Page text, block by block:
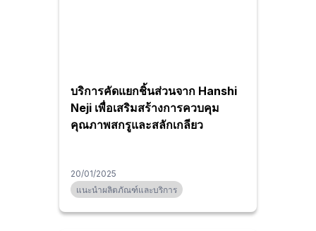
บริการคัดแยกชิ้นส่วนจาก Hanshi
Neji เพื่อเสริมสร้างการควบคุม
คุณภาพสกรูและสลักเกลียว
20/01/2025
แนะนำผลิตภัณฑ์และบริการ